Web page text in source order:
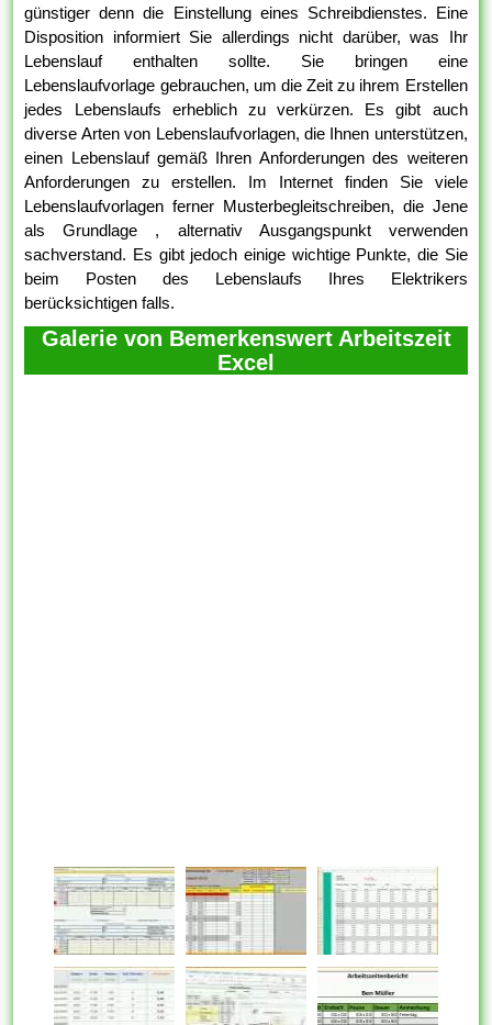
günstiger denn die Einstellung eines Schreibdienstes. Eine
Disposition informiert Sie allerdings nicht darüber, was Ihr
Lebenslauf enthalten sollte. Sie bringen eine
Lebenslaufvorlage gebrauchen, um die Zeit zu ihrem Erstellen
jedes Lebenslaufs erheblich zu verkürzen. Es gibt auch
diverse Arten von Lebenslaufvorlagen, die Ihnen unterstützen,
einen Lebenslauf gemäß Ihren Anforderungen des weiteren
Anforderungen zu erstellen. Im Internet finden Sie viele
Lebenslaufvorlagen ferner Musterbegleitschreiben, die Jene
als Grundlage , alternativ Ausgangspunkt verwenden
sachverstand. Es gibt jedoch einige wichtige Punkte, die Sie
beim Posten des Lebenslaufs Ihres Elektrikers
berücksichtigen falls.
Galerie von Bemerkenswert Arbeitszeit
Excel